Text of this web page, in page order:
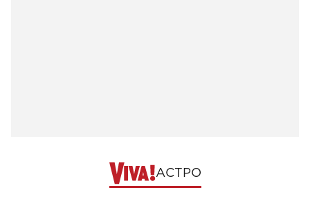
АСТРО